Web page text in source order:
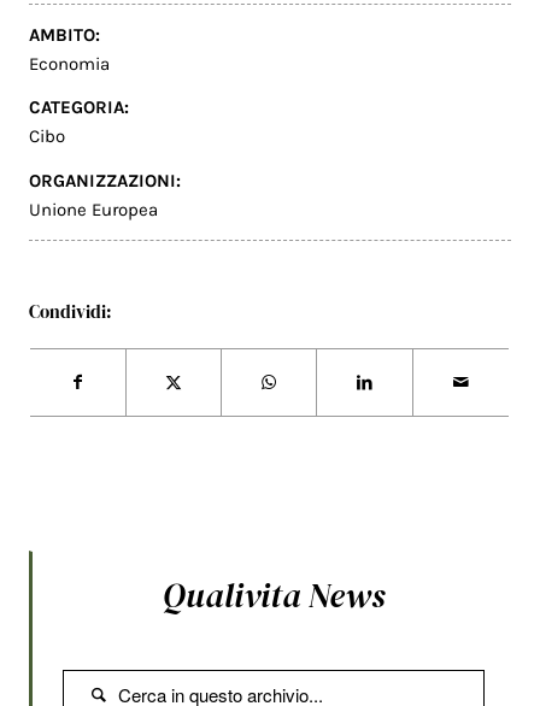
AMBITO:
Economia
CATEGORIA:
Cibo
ORGANIZZAZIONI:
Unione Europea
Condividi:
Qualivita News
